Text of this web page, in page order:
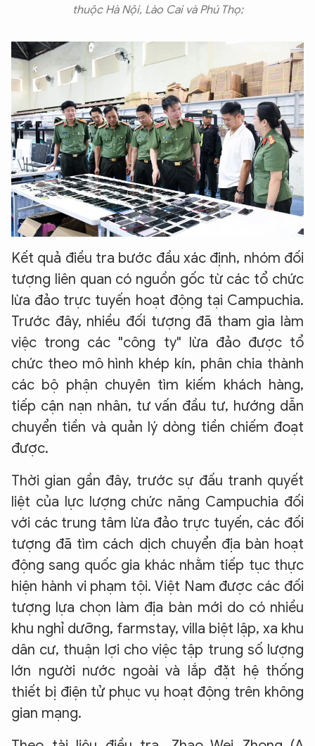
thuộc Hà Nội, Lào Cai và Phú Thọ;
Kết quả điều tra bước đầu xác định, nhóm đối
tượng liên quan có nguồn gốc từ các tổ chức
lừa đảo trực tuyến hoạt động tại Campuchia.
Trước đây, nhiều đối tượng đã tham gia làm
việc trong các "công ty" lừa đảo được tổ
chức theo mô hình khép kín, phân chia thành
các bộ phận chuyên tìm kiếm khách hàng,
tiếp cận nạn nhân, tư vấn đầu tư, hướng dẫn
chuyển tiền và quản lý dòng tiền chiếm đoạt
được.
Thời gian gần đây, trước sự đấu tranh quyết
liệt của lực lượng chức năng Campuchia đối
với các trung tâm lừa đảo trực tuyến, các đối
tượng đã tìm cách dịch chuyển địa bàn hoạt
động sang quốc gia khác nhằm tiếp tục thực
hiện hành vi phạm tội. Việt Nam được các đối
tượng lựa chọn làm địa bàn mới do có nhiều
khu nghỉ dưỡng, farmstay, villa biệt lập, xa khu
dân cư, thuận lợi cho việc tập trung số lượng
lớn người nước ngoài và lắp đặt hệ thống
thiết bị điện tử phục vụ hoạt động trên không
gian mạng.